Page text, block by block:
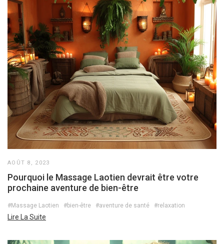
AOÛT 8, 2023
Pourquoi le Massage Laotien devrait être votre
prochaine aventure de bien-être
#Massage Laotien #bien-être #aventure de santé #relaxation
Lire La Suite